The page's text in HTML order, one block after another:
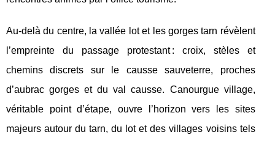
Au-delà du centre, la vallée lot et les gorges tarn révèlent
l’empreinte du passage protestant : croix, stèles et
chemins discrets sur le causse sauveterre, proches
d’aubrac gorges et du val causse. Canourgue village,
véritable point d’étape, ouvre l’horizon vers les sites
majeurs autour du tarn, du lot et des villages voisins tels